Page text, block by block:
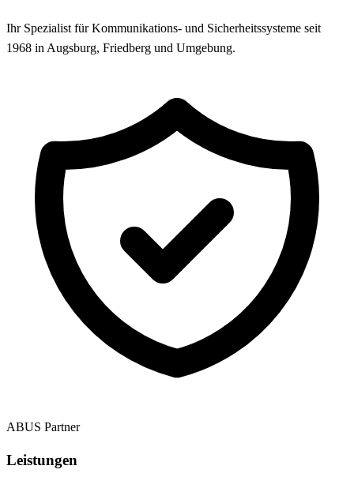
Ihr Spezialist für Kommunikations- und Sicherheitssysteme seit
1968 in Augsburg, Friedberg und Umgebung.
ABUS Partner
Leistungen